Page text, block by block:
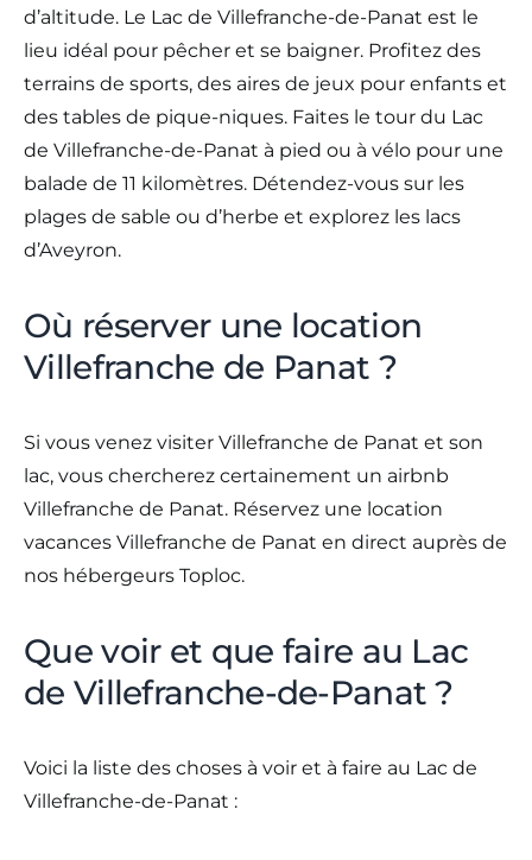
d’altitude. Le Lac de Villefranche-de-Panat est le
lieu idéal pour pêcher et se baigner. Profitez des
terrains de sports, des aires de jeux pour enfants et
des tables de pique-niques. Faites le tour du Lac
de Villefranche-de-Panat à pied ou à vélo pour une
balade de 11 kilomètres. Détendez-vous sur les
plages de sable ou d’herbe et explorez les lacs
d’Aveyron.
Où réserver une location
Villefranche de Panat ?
Si vous venez visiter Villefranche de Panat et son
lac, vous chercherez certainement un airbnb
Villefranche de Panat. Réservez une location
vacances Villefranche de Panat en direct auprès de
nos hébergeurs Toploc.
Que voir et que faire au Lac
de Villefranche-de-Panat ?
Voici la liste des choses à voir et à faire au Lac de
Villefranche-de-Panat :